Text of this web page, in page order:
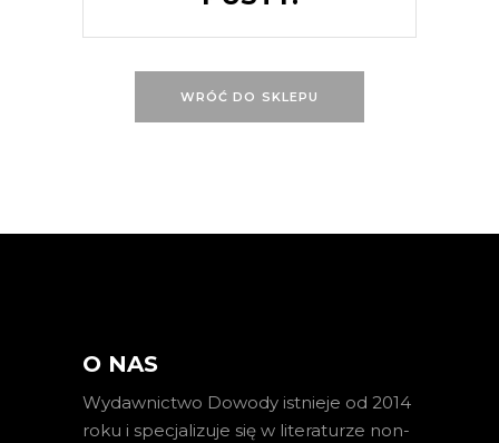
WRÓĆ DO SKLEPU
O NAS
Wydawnictwo Dowody istnieje od 2014
roku i specjalizuje się w literaturze non-